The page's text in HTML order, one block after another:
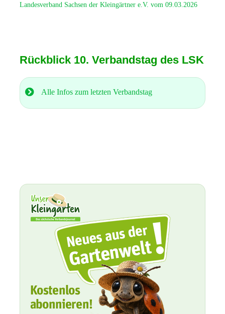
Landesverband Sachsen der Kleingärtner e.V. vom 09.03.2026
Rückblick 10. Verbandstag des LSK
Alle Infos zum letzten Verbandstag